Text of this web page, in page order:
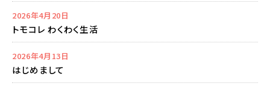
2026年4月20日
トモコレ わくわく生活
2026年4月13日
はじめまして